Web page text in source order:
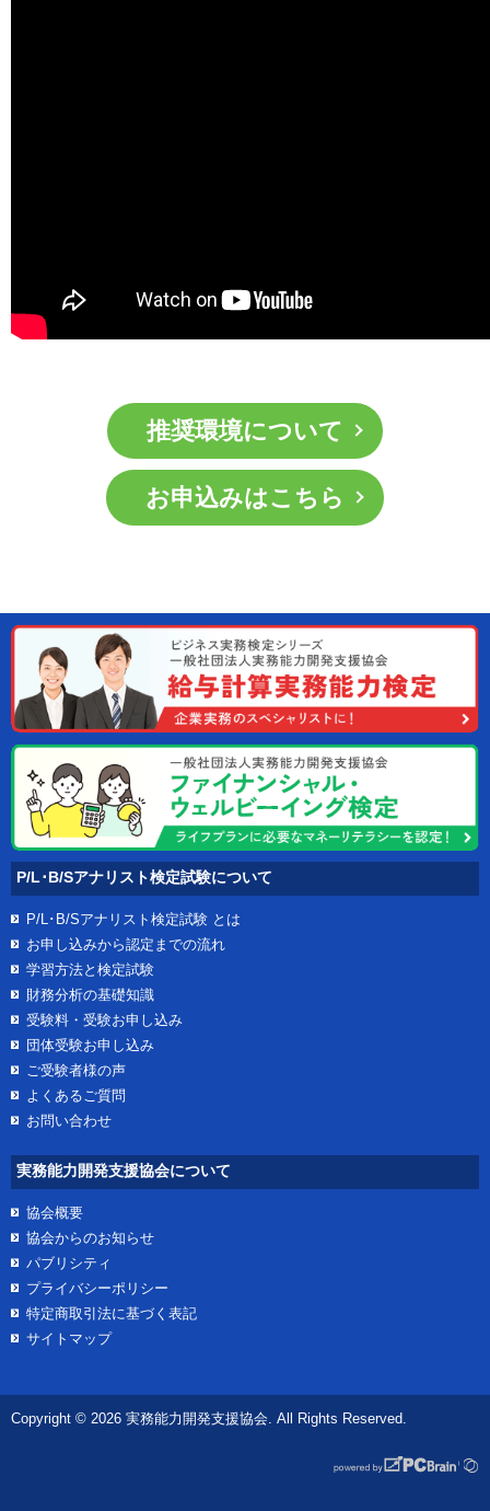
推奨環境について
お申込みはこちら
P/L･B/Sアナリスト検定試験について
P/L･B/Sアナリスト検定試験 とは
お申し込みから認定までの流れ
学習方法と検定試験
財務分析の基礎知識
受験料・受験お申し込み
団体受験お申し込み
ご受験者様の声
よくあるご質問
お問い合わせ
実務能力開発支援協会について
協会概要
協会からのお知らせ
パブリシティ
プライバシーポリシー
特定商取引法に基づく表記
サイトマップ
Copyright © 2026 実務能力開発支援協会. All Rights Reserved.